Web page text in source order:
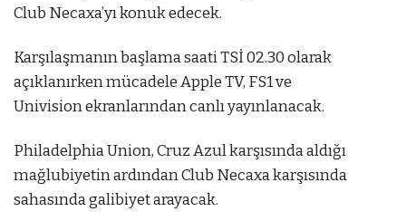
Club Necaxa’yı konuk edecek.
Karşılaşmanın başlama saati TSİ 02.30 olarak
açıklanırken mücadele Apple TV, FS1 ve
Univision ekranlarından canlı yayınlanacak.
Philadelphia Union, Cruz Azul karşısında aldığı
mağlubiyetin ardından Club Necaxa karşısında
sahasında galibiyet arayacak.